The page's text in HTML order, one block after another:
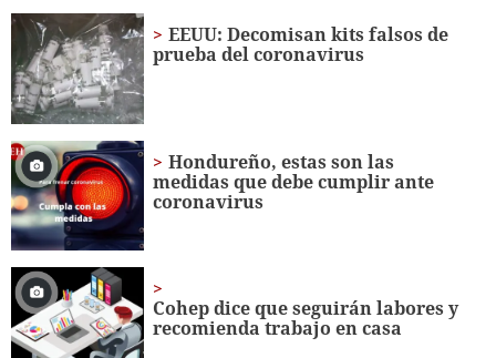
1
minute,
0
EEUU: Decomisan kits falsos de
prueba del coronavirus
Hondureño, estas son las
medidas que debe cumplir ante
coronavirus
Cohep dice que seguirán labores y
recomienda trabajo en casa